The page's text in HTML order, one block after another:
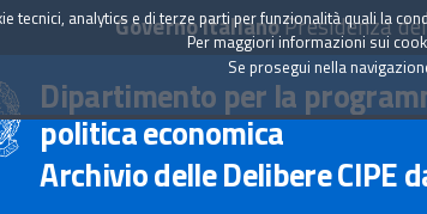
Governo ItalianoPresidenza
Dipartimento per la
politica economica
Archivio delle Delibere CIPE
tecnici, analytics e di terze parti per funzionalità quali la
Per maggiori informazioni sui
Se prosegui nella